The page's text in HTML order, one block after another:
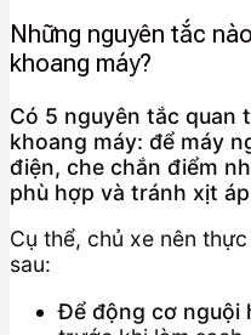
Những nguyên tắc
khoang máy?
Có 5 nguyên tắc quan
khoang máy: để máy
điện, che chắn điểm
phù hợp và tránh xịt
Cụ thể, chủ xe nên
sau:
Để động cơ nguội